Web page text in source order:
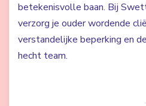
betekenisvolle baan. Bij
verzorg je ouder wordende
verstandelijke beperking en
hecht team.